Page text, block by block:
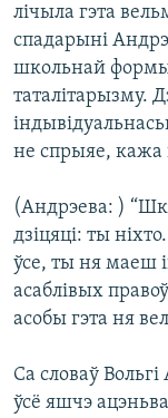
лічыла гэта
спадарыні
школьнай формы
таталітарызму.
не спрыяе, кажа
(Андрэева: )
дзіцяці: ты
ўсе, ты ня маеш
асаблівых
асобы гэта ня
Са словаў
ўсё яшчэ